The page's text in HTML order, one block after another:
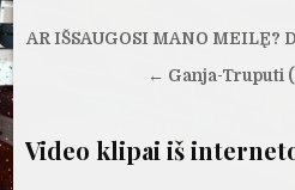
Navigacija
AR IŠSAUGOSI MANO MEILĘ?
← Ganja-Truputi
Video klipai iš